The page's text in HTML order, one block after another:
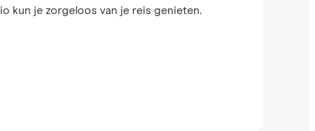
kun je zorgeloos van je reis genieten.